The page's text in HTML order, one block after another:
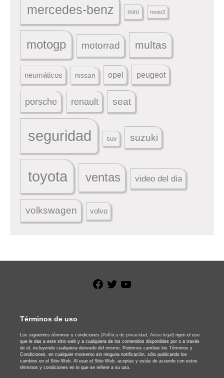
mercedes-benz mini moto3
motogp motorrad multas
neumáticos nissan opel peugeot
porsche renault seat
seguridad suv suzuki
toyota ventas video del dia
volkswagen volvo
Facebook
Twitter
Términos de uso
Los siguientes términos y condiciones (Política de privacidad, Aviso legal) rigen el uso
que le das a este sitio web y a cualquiera de los contenidos disponibles por o a través
de el, incluyendo cualquiera derivado del mismo. Podemos cambiar los Términos y
Condiciones, en cualquier momento sin ninguna notificación, sólo publicando los
cambios en el Sitio Web. Al usar el Sitio Web, aceptas y estás de acuerdo con estos
términos y condiciones en lo que se refiere a su uso.